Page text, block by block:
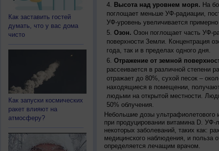
Как заставить гостей
думать, что у вас дома
чисто
Как запуски космических
ракет влияют на
атмосферу?
Высота над уровнем моря. На
поглощает меньше УФ-радиации,
УФ-уровень увеличивается
Озон. Озон поглощает часть УФ-
поверхности Земли. Концентрация
года, так и в пределах одного дня.
Отражение от земной
рассеивается в различной степени
отражает до 80%, сухой песок –
находящиеся в помещении,
людьми на открытой местности.
50% облучения.
Небольшие дозы ультрафиолетового
при продуцировании витамина D.
некоторых заболеваний, таких как:
медицинского наблюдения, и польза
определяется лечащим врачом.